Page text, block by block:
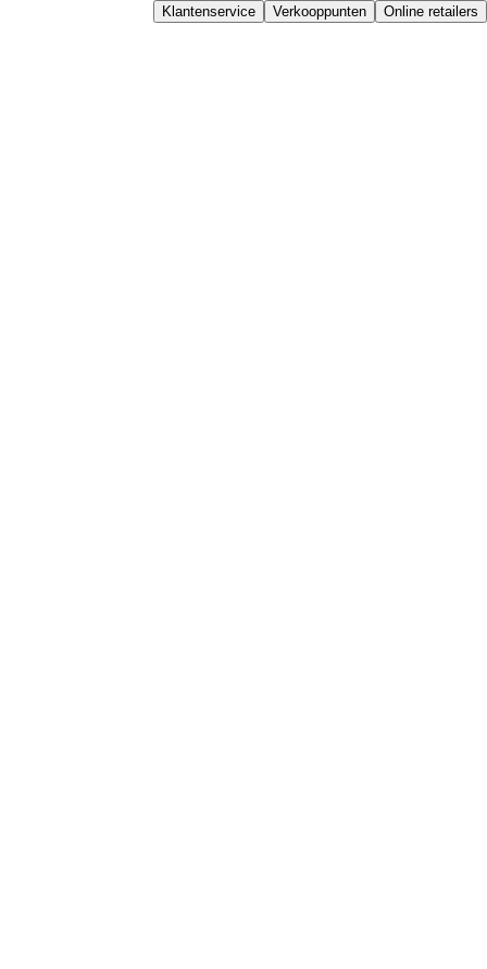
Klantenservice Verkooppunten Online retailers